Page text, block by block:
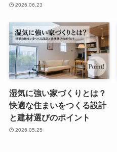
2026.06.23
湿気に強い家づくりとは？
快適な住まいをつくる設計
と建材選びのポイント
2026.05.25